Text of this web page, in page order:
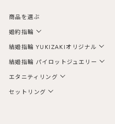
商品を選ぶ
婚約指輪
結婚指輪 YUKIZAKIオリジナル
結婚指輪 パイロットジュエリー
エタニティリング
セットリング